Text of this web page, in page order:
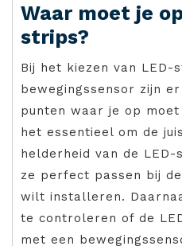
Waar moet je
strips?
Bij het kiezen van LED-
bewegingssensor zijn
punten waar je op
het essentieel om de
helderheid van de
ze perfect passen bij
wilt installeren.
te controleren of de
met een